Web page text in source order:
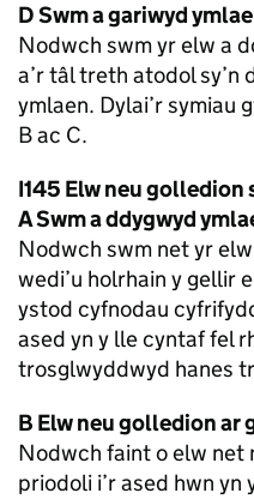
D Swm a gariwyd
Nodwch swm yr elw a
a’r tâl treth atodol sy’n
ymlaen. Dylai’r symiau
B ac C.
I145 Elw neu golledion
A Swm a ddygwyd
Nodwch swm net yr
wedi’u holrhain y gellir
ystod cyfnodau
ased yn y lle cyntaf fel
trosglwyddwyd hanes
B Elw neu golledion ar
Nodwch faint o elw net
priodoli i’r ased hwn